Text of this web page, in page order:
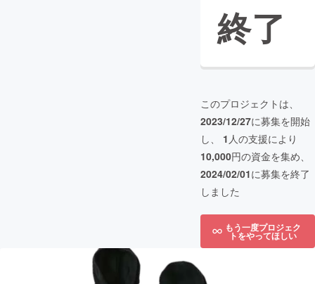
終了
このプロジェクトは、
2023/12/27に募集を開始
し、 1 人の支援により
10,000円の資金を集め、
2024/02/01に募集を終了
しました
もう一度プロジェク
トをやってほしい